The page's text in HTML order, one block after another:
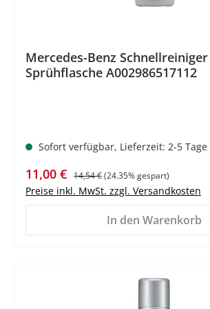
Mercedes-Benz
Sprühflasche A002986517112
Sofort verfügbar, Lieferzeit: 2-5 Tage
Verkaufspreis:
11,00 € Regulärer Preis:
14,54 €(24.35% gespart)
Preise inkl. MwSt. zzgl. Versandkosten
In den Warenkorb